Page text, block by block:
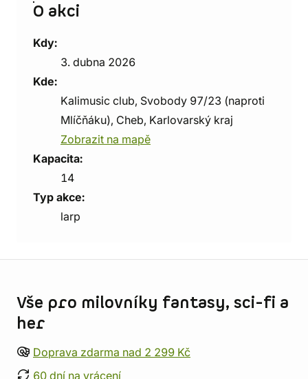
O akci
Kdy:
3. dubna 2026
Kde:
Kalimusic club, Svobody 97/23 (naproti
Mlíčňáku), Cheb, Karlovarský kraj
Zobrazit na mapě
Kapacita:
14
Typ akce:
larp
Vše pro milovníky fantasy, sci-fi a
her
Doprava zdarma nad 2 299 Kč
60 dní na vrácení